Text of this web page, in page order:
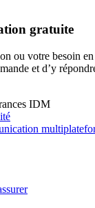
gratuite
ou votre besoin
et d’y
IDM